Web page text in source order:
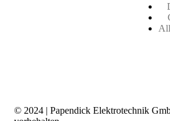
© 2024 | Papendick Elektrotechnik